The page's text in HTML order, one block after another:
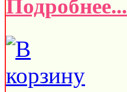
Подробнее...